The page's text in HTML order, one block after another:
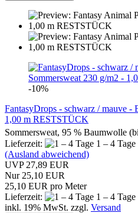
-10%
FantasyDrops - schwarz / mauve -
1,00 m RESTSTÜCK
Sommersweat, 95 % Baumwolle
Lieferzeit:
1 – 4 Tage
(Ausland abweichend)
UVP 27,89 EUR
Nur 25,10 EUR
25,10 EUR pro Meter
Lieferzeit:
1 – 4 Tage
inkl. 19% MwSt. zzgl. Versand